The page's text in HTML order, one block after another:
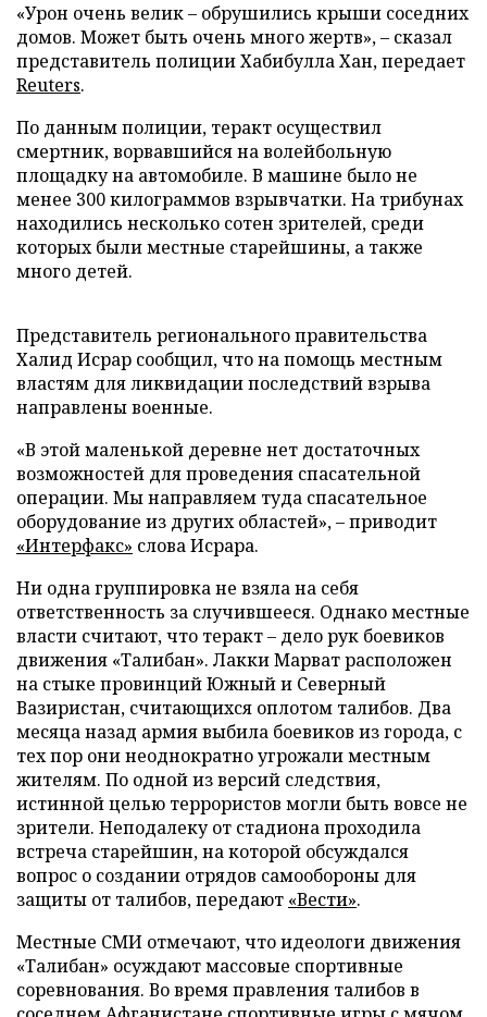
«Урон очень велик – обрушились крыши соседних
домов. Может быть очень много жертв», – сказал
представитель полиции Хабибулла Хан, передает
Reuters.
По данным полиции, теракт осуществил
смертник, ворвавшийся на волейбольную
площадку на автомобиле. В машине было не
менее 300 килограммов взрывчатки. На трибунах
находились несколько сотен зрителей, среди
которых были местные старейшины, а также
много детей.
Представитель регионального правительства
Халид Исрар сообщил, что на помощь местным
властям для ликвидации последствий взрыва
направлены военные.
«В этой маленькой деревне нет достаточных
возможностей для проведения спасательной
операции. Мы направляем туда спасательное
оборудование из других областей», – приводит
«Интерфакс» слова Исрара.
Ни одна группировка не взяла на себя
ответственность за случившееся. Однако местные
власти считают, что теракт – дело рук боевиков
движения «Талибан». Лакки Марват расположен
на стыке провинций Южный и Северный
Вазиристан, считающихся оплотом талибов. Два
месяца назад армия выбила боевиков из города, с
тех пор они неоднократно угрожали местным
жителям. По одной из версий следствия,
истинной целью террористов могли быть вовсе не
зрители. Неподалеку от стадиона проходила
встреча старейшин, на которой обсуждался
вопрос о создании отрядов самообороны для
защиты от талибов, передают «Вести».
Местные СМИ отмечают, что идеологи движения
«Талибан» осуждают массовые спортивные
соревнования. Во время правления талибов в